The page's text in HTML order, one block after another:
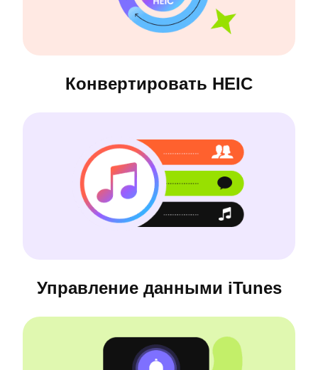
Конвертировать HEIC
Управление данными iTunes